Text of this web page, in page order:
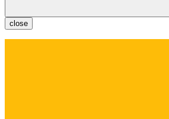
close